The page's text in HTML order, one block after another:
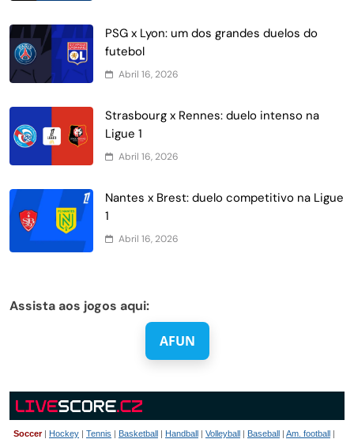
PSG x Lyon: um dos grandes duelos do
futebol
Abril 16, 2026
Strasbourg x Rennes: duelo intenso na
Ligue 1
Abril 16, 2026
Nantes x Brest: duelo competitivo na Ligue
1
Abril 16, 2026
Assista aos jogos aqui:
AFUN